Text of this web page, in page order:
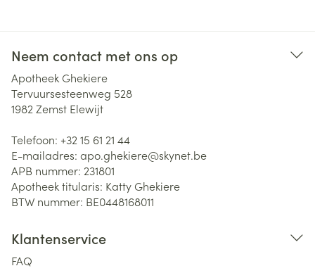
Neem contact met ons op
Apotheek Ghekiere
Tervuursesteenweg 528
1982 Zemst Elewijt
Telefoon: +32 15 61 21 44
E-mailadres: apo.ghekiere@skynet.be
APB nummer: 231801
Apotheek titularis: Katty Ghekiere
BTW nummer: BE0448168011
Klantenservice
FAQ